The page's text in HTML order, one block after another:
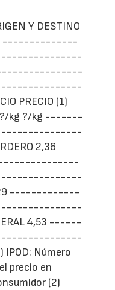
Y DESTINO
--------------
PRECIO (1)
?/kg ?/kg -------
2,36
-------------
4,53 ------
Número
precio en
(2)